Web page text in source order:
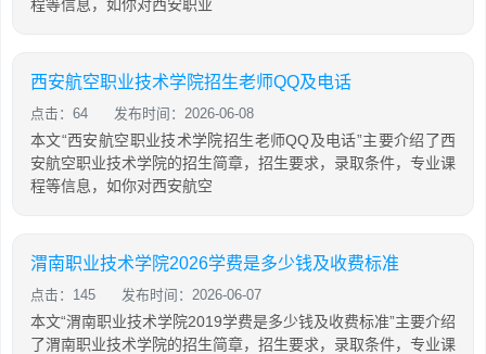
程等信息，如你对西安职业
西安航空职业技术学院招生老师QQ及电话
点击：64 发布时间：2026-06-08
本文“西安航空职业技术学院招生老师QQ及电话”主要介绍了西
安航空职业技术学院的招生简章，招生要求，录取条件，专业课
程等信息，如你对西安航空
渭南职业技术学院2026学费是多少钱及收费标准
点击：145 发布时间：2026-06-07
本文“渭南职业技术学院2019学费是多少钱及收费标准”主要介绍
了渭南职业技术学院的招生简章，招生要求，录取条件，专业课